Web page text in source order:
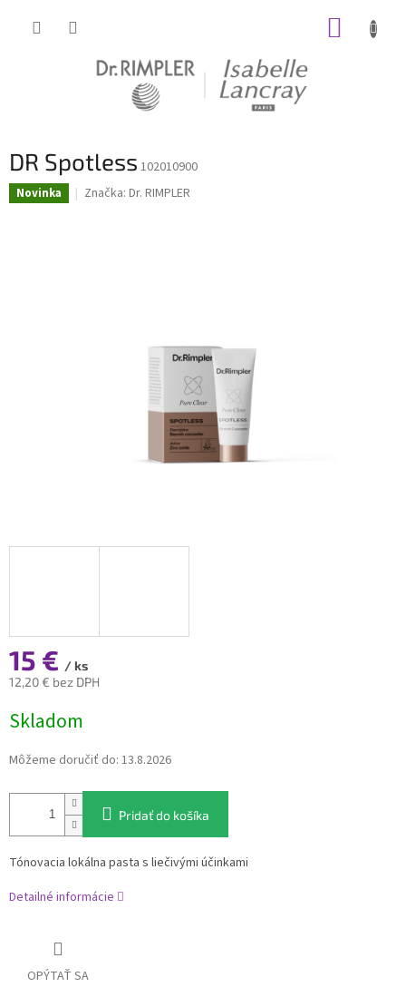
DR Spotless 102010900
Novinka Značka: Dr. RIMPLER
15 € / ks
12,20 € bez DPH
cena:
Skladom
Môžeme doručiť do: 13.8.2026
Pridať do košíka
Tónovacia lokálna pasta s liečivými účinkami
Detailné informácie
OPÝTAŤ SA